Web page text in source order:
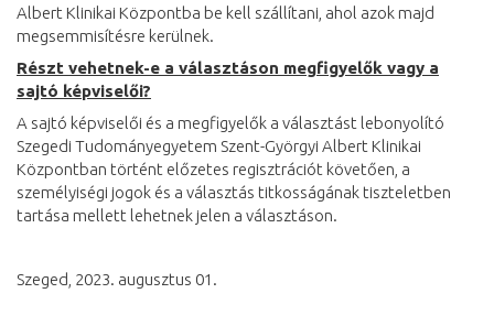
Albert Klinikai Központba be kell szállítani, ahol azok majd
megsemmisítésre kerülnek.
Részt vehetnek-e a választáson megfigyelők vagy a
sajtó képviselői?
A sajtó képviselői és a megfigyelők a választást lebonyolító
Szegedi Tudományegyetem Szent-Györgyi Albert Klinikai
Központban történt előzetes regisztrációt követően, a
személyiségi jogok és a választás titkosságának tiszteletben
tartása mellett lehetnek jelen a választáson.
Szeged, 2023. augusztus 01.